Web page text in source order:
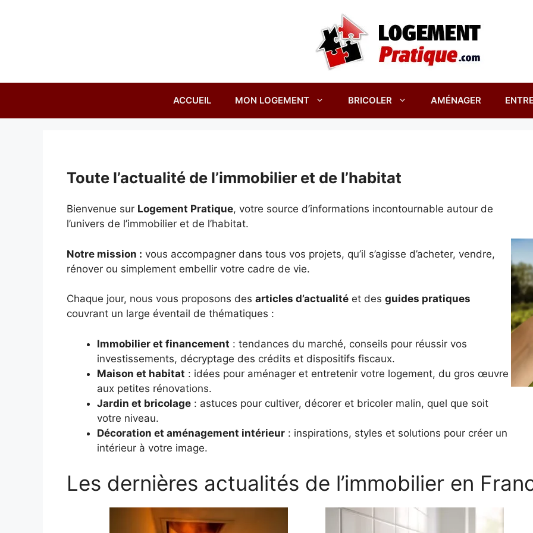
ACCUEIL MON LOGEMENT BRICOLER AMÉNAGER
Toute l’actualité de l’immobilier et de l’habitat
Bienvenue sur Logement Pratique, votre source d’informations incontournable autour de
l’univers de l’immobilier et de l’habitat.
Notre mission : vous accompagner dans tous vos projets, qu’il s’agisse d’acheter, vendre,
rénover ou simplement embellir votre cadre de vie.
Chaque jour, nous vous proposons des articles d’actualité et des guides pratiques
couvrant un large éventail de thématiques :
Immobilier et financement : tendances du marché, conseils pour réussir vos
investissements, décryptage des crédits et dispositifs fiscaux.
Maison et habitat : idées pour aménager et entretenir votre logement, du gros œuvre
aux petites rénovations.
Jardin et bricolage : astuces pour cultiver, décorer et bricoler malin, quel que soit
votre niveau.
Décoration et aménagement intérieur : inspirations, styles et solutions pour créer un
intérieur à votre image.
Les dernières actualités de l’immobilier en